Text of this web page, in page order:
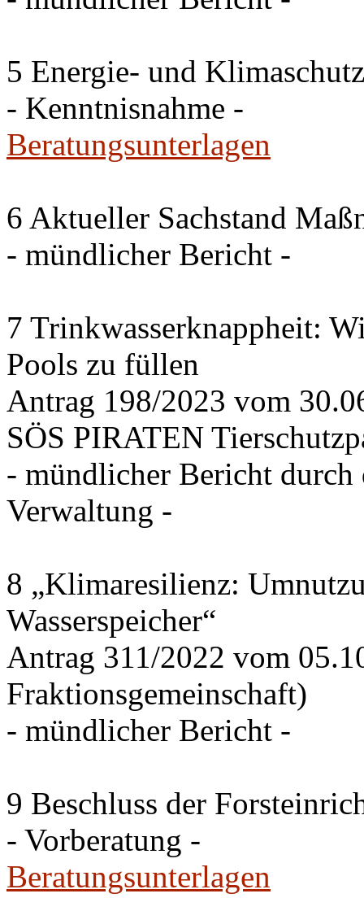
5 Energie- und
- Kenntnisnahme -
Beratungsunterlagen
6 Aktueller Sachstand
- mündlicher Bericht -
7 Trinkwasserknappheit:
Pools zu füllen
Antrag 198/2023 vom
SÖS PIRATEN
- mündlicher Bericht
Verwaltung -
8 „Klimaresilienz:
Wasserspeicher“
Antrag 311/2022 vom
Fraktionsgemeinschaft)
- mündlicher Bericht -
9 Beschluss der
- Vorberatung -
Beratungsunterlagen